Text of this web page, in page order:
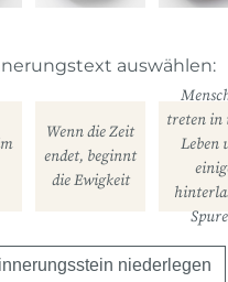
auswählen:
Wenn die Zeit
endet, beginnt
die Ewigkeit
treten in
Leben